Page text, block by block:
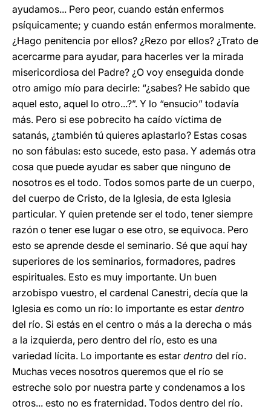
ayudamos... Pero peor, cuando están enfermos
psíquicamente; y cuando están enfermos moralmente.
¿Hago penitencia por ellos? ¿Rezo por ellos? ¿Trato de
acercarme para ayudar, para hacerles ver la mirada
misericordiosa del Padre? ¿O voy enseguida donde
otro amigo mío para decirle: “¿sabes? He sabido que
aquel esto, aquel lo otro...?”. Y lo “ensucio” todavía
más. Pero si ese pobrecito ha caído víctima de
satanás, ¿también tú quieres aplastarlo? Estas cosas
no son fábulas: esto sucede, esto pasa. Y además otra
cosa que puede ayudar es saber que ninguno de
nosotros es el todo. Todos somos parte de un cuerpo,
del cuerpo de Cristo, de la Iglesia, de esta Iglesia
particular. Y quien pretende ser el todo, tener siempre
razón o tener ese lugar o ese otro, se equivoca. Pero
esto se aprende desde el seminario. Sé que aquí hay
superiores de los seminarios, formadores, padres
espirituales. Esto es muy importante. Un buen
arzobispo vuestro, el cardenal Canestri, decía que la
Iglesia es como un río: lo importante es estar dentro
del río. Si estás en el centro o más a la derecha o más
a la izquierda, pero dentro del río, esto es una
variedad lícita. Lo importante es estar dentro del río.
Muchas veces nosotros queremos que el río se
estreche solo por nuestra parte y condenamos a los
otros... esto no es fraternidad. Todos dentro del río.